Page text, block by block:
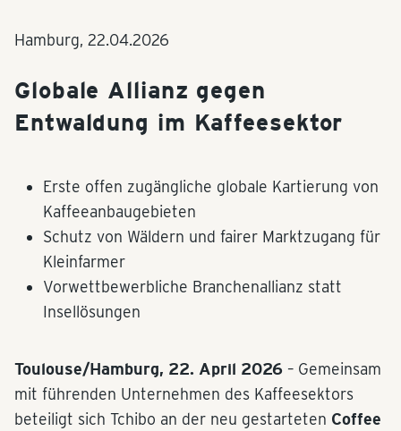
Hamburg, 22.04.2026
Globale Allianz gegen
Entwaldung im Kaffeesektor
Erste offen zugängliche globale Kartierung von
Kaffeeanbaugebieten
Schutz von Wäldern und fairer Marktzugang für
Kleinfarmer
Vorwettbewerbliche Branchenallianz statt
Insellösungen
Toulouse/Hamburg, 22. April 2026 – Gemeinsam
mit führenden Unternehmen des Kaffeesektors
beteiligt sich Tchibo an der neu gestarteten Coffee